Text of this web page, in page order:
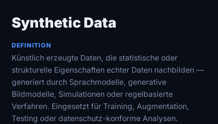
Synthetic Data
DEFINITION
Künstlich erzeugte Daten, die statistische oder
strukturelle Eigenschaften echter Daten nachbilden —
generiert durch Sprachmodelle, generative
Bildmodelle, Simulationen oder regelbasierte
Verfahren. Eingesetzt für Training, Augmentation,
Testing oder datenschutz-konforme Analysen.